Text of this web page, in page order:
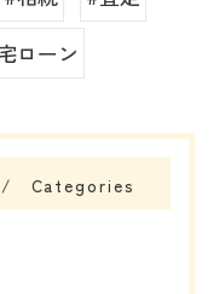
ローン
Categories